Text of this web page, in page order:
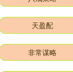
天盈配
非常谋略